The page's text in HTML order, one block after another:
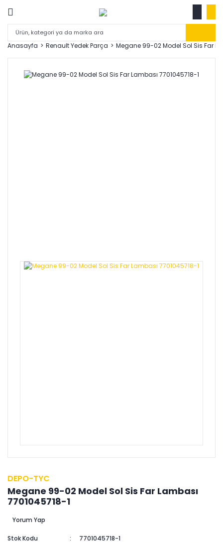
Anasayfa Renault Yedek Parça Megane 99-02 Model Sol Sis Far
DEPO-TYC
Megane 99-02 Model Sol Sis Far Lambası
7701045718-1
Yorum Yap
Stok Kodu
7701045718-1